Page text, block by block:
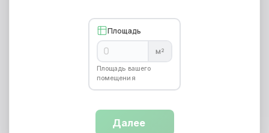
Площадь
м²
Площадь вашего
помещения
Далее